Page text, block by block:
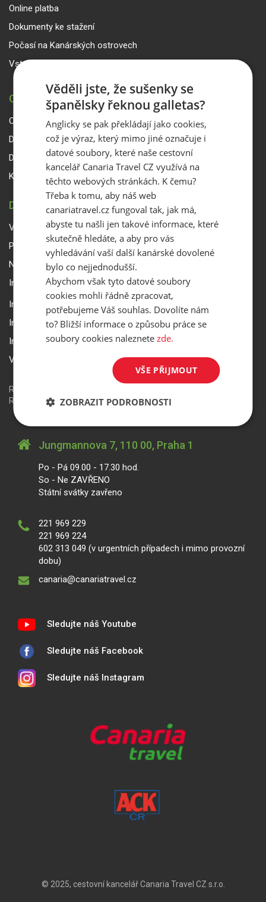
Online platba
Dokumenty ke stažení
Počasí na Kanárských ostrovech
Vstup pro partnery
CANARIA TRAVEL CZ
O Canaria Travel CZ
Dárkové poukazy
Delegáti
Kontakty
DŮLEŽITÉ INFORMACE
Všeobecné smluvní podmínky a reklamační řád
Přepravní podmínky Smartwings
Nastavení a ochrana soukromí
Informace k rezervaci zájezdu
Informace k pojištění
Informace k letecké přepravě
Informace k ubytování a pobytu
Volitelné doplňkové služby
Redakční systém
RealizaceMagicWare
Jungmannova 7, 110 00, Praha 1
Po - Pá 09.00 - 17.30 hod.
So - Ne ZAVŘENO
Státní svátky zavřeno
221 969 229
221 969 224
602 313 049 (v urgentních případech i mimo provozní
dobu)
canaria@canariatravel.cz
Sledujte náš Youtube
Sledujte náš Facebook
Sledujte náš Instagram
© 2025, cestovní kancelář Canaria Travel CZ s.r.o.
Věděli jste, že sušenky se
španělsky řeknou galletas?
Anglicky se pak překládají jako cookies,
což je výraz, který mimo jiné označuje i
datové soubory, které naše cestovní
kancelář Canaria Travel CZ využívá na
těchto webových stránkách. K čemu?
Třeba k tomu, aby náš web
canariatravel.cz fungoval tak, jak má,
abyste tu našli jen takové informace, které
skutečně hledáte, a aby pro vás
vyhledávání vaší další kanárské dovolené
bylo co nejjednodušší.
Abychom však tyto datové soubory
cookies mohli řádně zpracovat,
potřebujeme Váš souhlas. Dovolíte nám
to? Bližší informace o způsobu práce se
soubory cookies naleznetezde.
VŠE PŘIJMOUT
ZOBRAZIT PODROBNOSTI